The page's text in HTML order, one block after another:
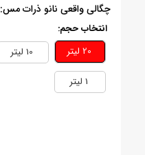
چگالی واقعی نانو ذرات مس: 8.9 گرم در سانتی متر مکعب
انتخاب حجم: